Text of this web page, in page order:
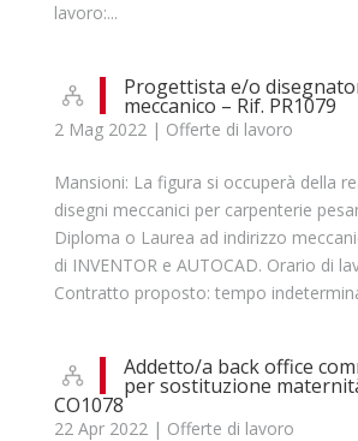
lavoro:...
Progettista e/o
meccanico – Rif. PR1079
2 Mag 2022| Offerte di lavoro
Mansioni: La figura si occuperà della
disegni meccanici per carpenterie
Diploma o Laurea ad indirizzo
di INVENTOR e AUTOCAD. Orario di
Contratto proposto: tempo
Addetto/a back office
per sostituzione
CO1078
22 Apr 2022| Offerte di lavoro